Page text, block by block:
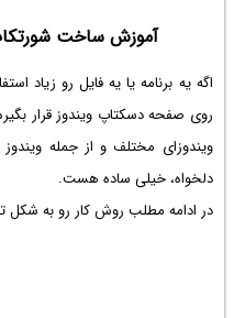
آموزش ساخت
اگه یه برنامه یا یه فایل رو زیاد
روی صفحه دسکتاپ ویندوز قرار
دلخواه، خیلی ساده هست.
در ادامه مطلب روش کار رو به